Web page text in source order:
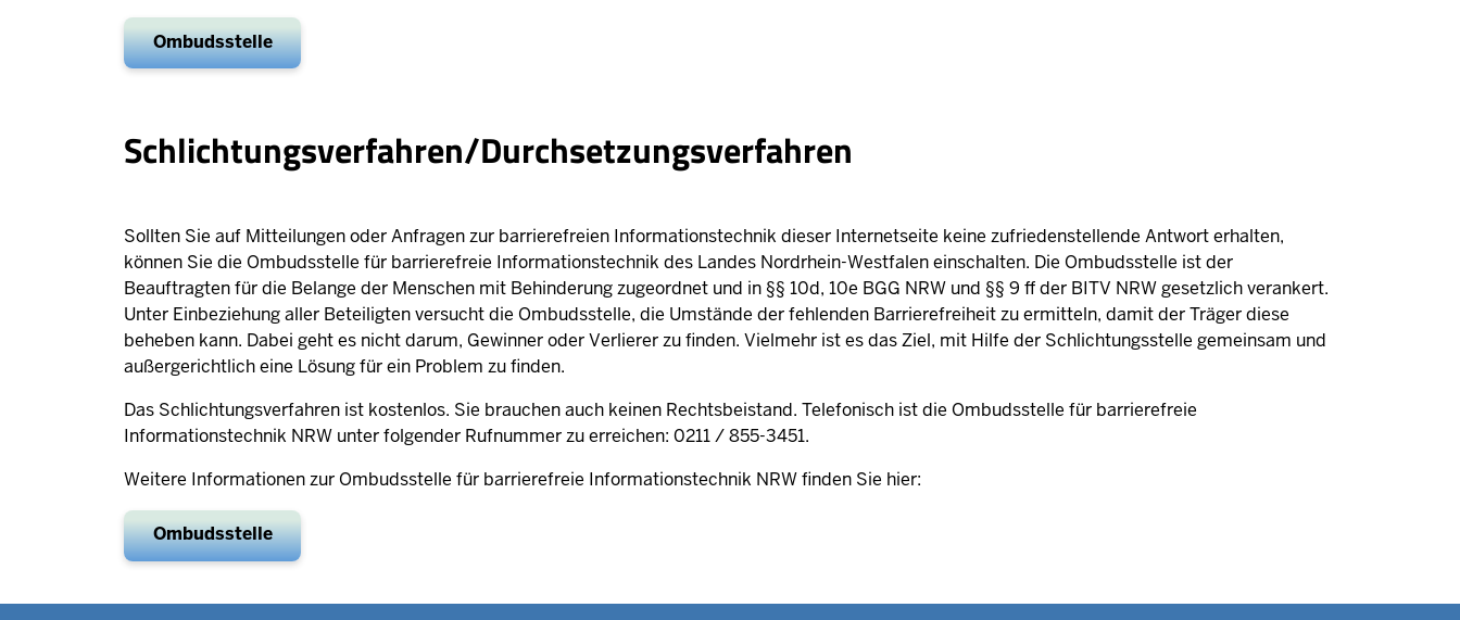
Ombudsstelle
Schlichtungsverfahren/Durchsetzungsverfahren
Sollten Sie auf Mitteilungen oder Anfragen zur barrierefreien Informationstechnik dieser Internetseite keine zufriedenstellende Antwort erhalten,
können Sie die Ombudsstelle für barrierefreie Informationstechnik des Landes Nordrhein-Westfalen einschalten. Die Ombudsstelle ist der
Beauftragten für die Belange der Menschen mit Behinderung zugeordnet und in §§ 10d, 10e BGG NRW und §§ 9 ff der BITV NRW gesetzlich verankert.
Unter Einbeziehung aller Beteiligten versucht die Ombudsstelle, die Umstände der fehlenden Barrierefreiheit zu ermitteln, damit der Träger diese
beheben kann. Dabei geht es nicht darum, Gewinner oder Verlierer zu finden. Vielmehr ist es das Ziel, mit Hilfe der Schlichtungsstelle gemeinsam und
außergerichtlich eine Lösung für ein Problem zu finden.
Das Schlichtungsverfahren ist kostenlos. Sie brauchen auch keinen Rechtsbeistand. Telefonisch ist die Ombudsstelle für barrierefreie
Informationstechnik NRW unter folgender Rufnummer zu erreichen: 0211 / 855-3451.
Weitere Informationen zur Ombudsstelle für barrierefreie Informationstechnik NRW finden Sie hier:
Ombudsstelle